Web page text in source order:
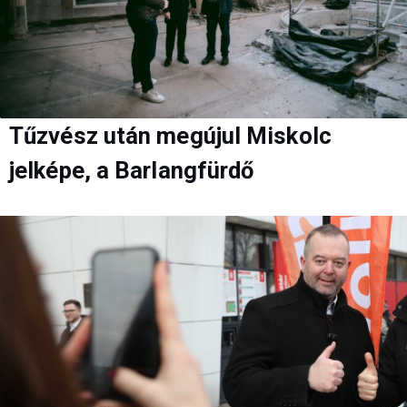
Tűzvész után megújul Miskolc
jelképe, a Barlangfürdő